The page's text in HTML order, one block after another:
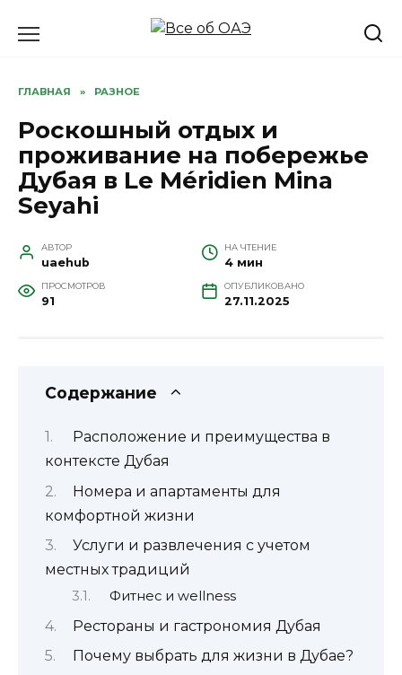
ГЛАВНАЯ » РАЗНОЕ
Роскошный отдых и
проживание на побережье
Дубая в Le Méridien Mina
Seyahi
АВТОР
uaehub
НА ЧТЕНИЕ
4 мин
ПРОСМОТРОВ
91
ОПУБЛИКОВАНО
27.11.2025
Содержание
Расположение и преимущества в
контексте Дубая
Номера и апартаменты для
комфортной жизни
Услуги и развлечения с учетом
местных традиций
Фитнес и wellness
Рестораны и гастрономия Дубая
Почему выбрать для жизни в Дубае?